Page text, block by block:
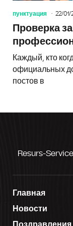
пунктуация 22/01/
Проверка
Каждый, кто
официальных
постов в
Resurs-
Главная
Новости
Поздравления